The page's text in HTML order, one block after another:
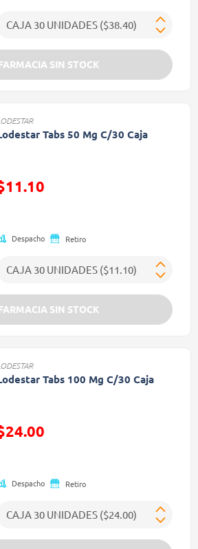
SIN STOCK
Tabs 50 Mg C/30 Caja
Despacho Retiro
SIN STOCK
Tabs 100 Mg C/30 Caja
Despacho Retiro